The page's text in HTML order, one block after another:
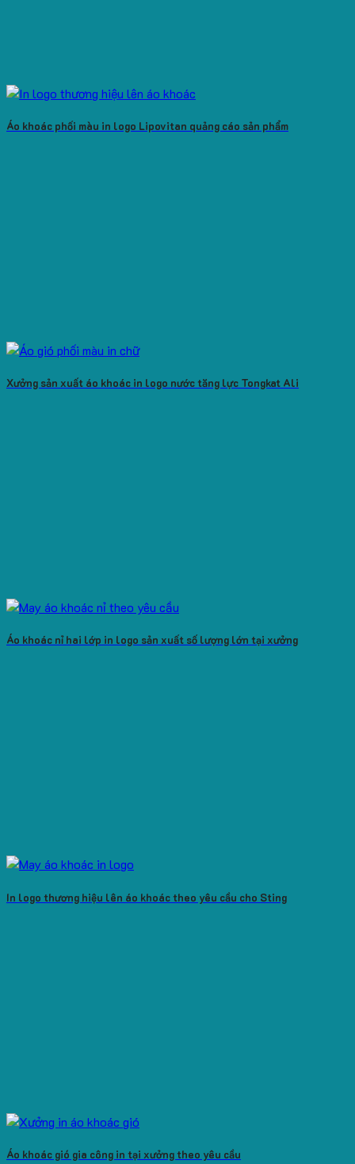
Áo khoác phối màu in logo Lipovitan quảng cáo sản phẩm
Xưởng sản xuất áo khoác in logo nước tăng lực Tongkat Ali
Áo khoác nỉ hai lớp in logo sản xuất số lượng lớn tại xưởng
In logo thương hiệu lên áo khoác theo yêu cầu cho Sting
Áo khoác gió gia công in tại xưởng theo yêu cầu